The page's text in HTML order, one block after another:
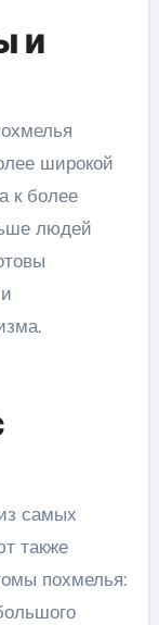
и
широкой
к более
людей
самых
также
похмелья: